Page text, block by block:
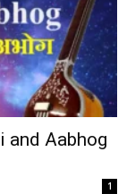
and Aabhog
1